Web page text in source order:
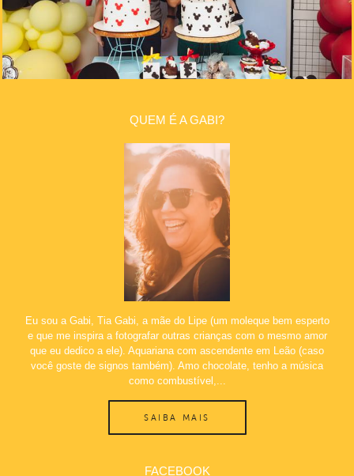
QUEM É A GABI?
Eu sou a Gabi, Tia Gabi, a mãe do Lipe (um moleque bem esperto
e que me inspira a fotografar outras crianças com o mesmo amor
que eu dedico a ele). Aquariana com ascendente em Leão (caso
você goste de signos também). Amo chocolate, tenho a música
como combustível,...
SAIBA MAIS
FACEBOOK